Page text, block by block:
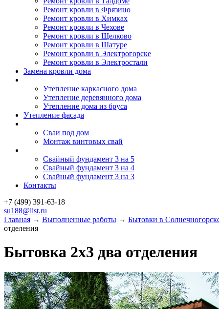
Ремонт кровли в Фрязино
Ремонт кровли в Химках
Ремонт кровли в Чехове
Ремонт кровли в Щелково
Ремонт кровли в Шатуре
Ремонт кровли в Электрогорске
Ремонт кровли в Электростали
Замена кровли дома
Утепление каркасного дома
Утепление деревянного дома
Утепление дома из бруса
Утепление фасада
Сваи под дом
Монтаж винтовых свай
Свайный фундамент 3 на 5
Свайный фундамент 3 на 4
Свайный фундамент 3 на 3
Контакты
+7 (499) 391-63-18
su188@list.ru
Главная → Выполненные работы → Бытовки в
отделения
Бытовка 2х3 два отделения